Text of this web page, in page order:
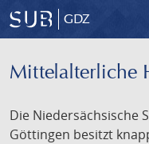
GDZ
Mittelalterliche
Die Niedersächsische
Göttingen besitzt